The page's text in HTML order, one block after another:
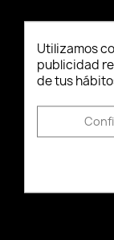
Utilizamos
publicidad
de tus